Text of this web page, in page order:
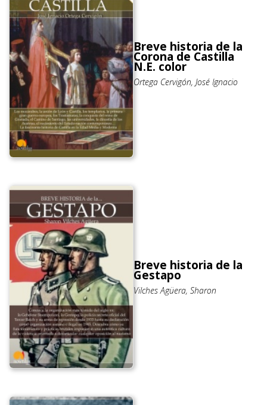
Breve historia de la
Corona de Castilla
N.E. color
Ortega Cervigón, José Ignacio
Breve historia de la
Gestapo
Vilches Agüera, Sharon